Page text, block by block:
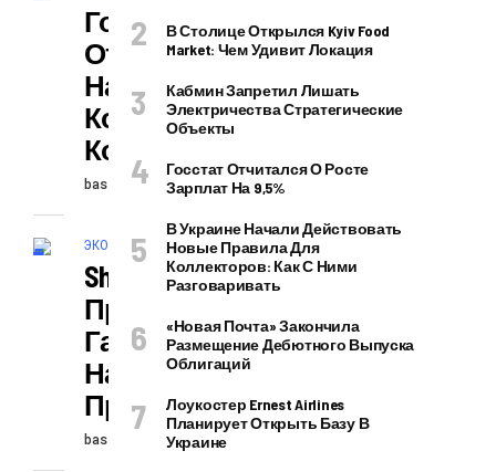
Гонтарева
Отреагировала
На Слова
Коломойского О
Компенсации
baseblog 27.10.2024
ЭКОНОМИКА И ПОЛИТИКА
Shell Вышла Из
Проекта С
Газпромом:
Названа
Причина
baseblog 27.10.2024
В Столице Открылся Kyiv Food
Market: Чем Удивит Локация
Кабмин Запретил Лишать
Электричества Стратегические
Объекты
Госстат Отчитался О Росте
Зарплат На 9,5%
В Украине Начали Действовать
Новые Правила Для
Коллекторов: Как С Ними
Разговаривать
«Новая Почта» Закончила
Размещение Дебютного Выпуска
Облигаций
Лоукостер Ernest Airlines
Планирует Открыть Базу В
Украине